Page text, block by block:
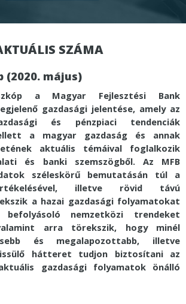
SZÁMA
(2020. május)
a Magyar Fejlesztési Bank
gazdasági jelentése, amely az
és pénzpiaci tendenciák
a magyar gazdaság és annak
aktuális témáival foglalkozik
és banki szemszögből. Az MFB
széleskörű bemutatásán túl a
illetve rövid távú
a hazai gazdasági folyamatokat
nemzetközi trendeket
arra törekszik, hogy minél
és megalapozottabb, illetve
hátteret tudjon biztosítani az
gazdasági folyamatok önálló